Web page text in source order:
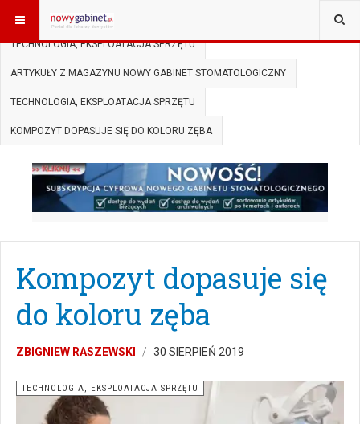
JESTEŚ TUTAJ: START
TECHNOLOGIA, EKSPLOATACJA SPRZĘTU
ARTYKUŁY Z MAGAZYNU NOWY GABINET STOMATOLOGICZNY
TECHNOLOGIA, EKSPLOATACJA SPRZĘTU
KOMPOZYT DOPASUJE SIĘ DO KOLORU ZĘBA
Kompozyt dopasuje się
do koloru zęba
ZBIGNIEW RASZEWSKI 30 SIERPIEŃ 2019
TECHNOLOGIA, EKSPLOATACJA SPRZĘTU